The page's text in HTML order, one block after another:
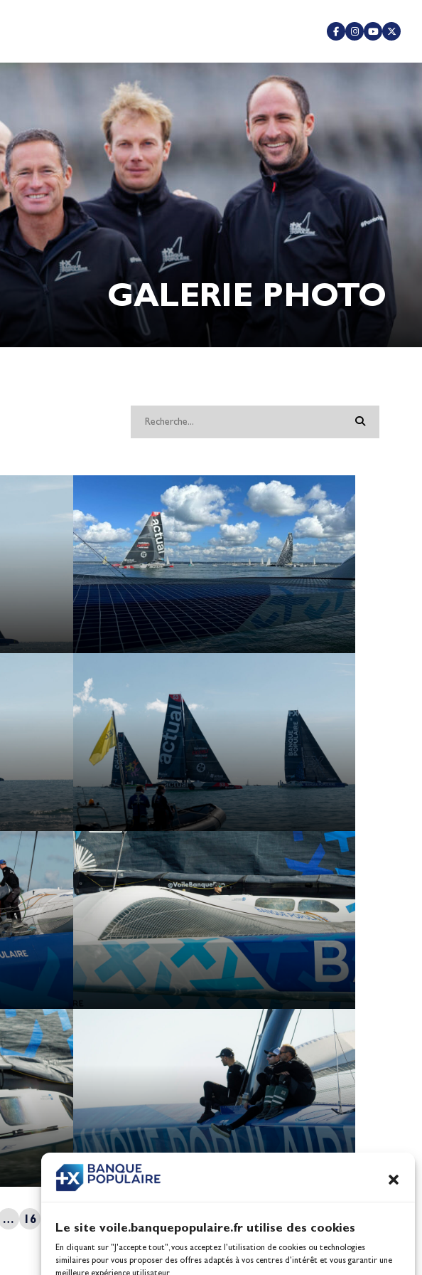
Le site voile.banquepopulaire.fr utilise des cookies
En cliquant sur "J'accepte tout", vous acceptez l’utilisation de cookies ou technologies
similaires pour vous proposer des offres adaptés à vos centres d’intérêt et vous garantir une
meilleure expérience utilisateur.
GALERIE PHOTO
… 16